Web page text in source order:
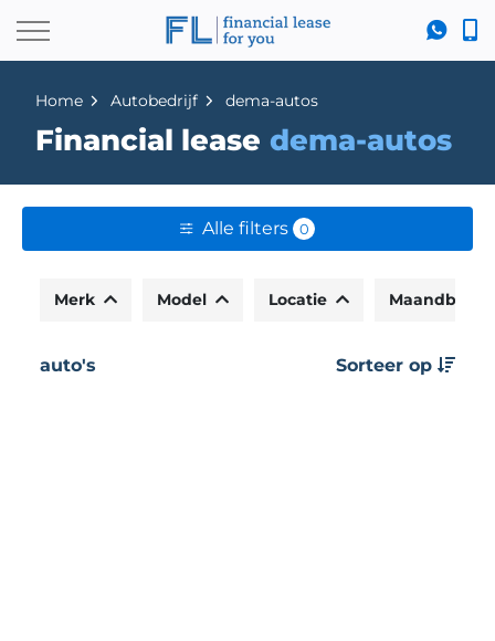
Home Autobedrijf dema-autos
Financial leasedema-autos
Alle filters 0
Merk Model Locatie
auto's Sorteer op